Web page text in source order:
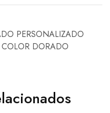
PERSONALIZADO
DORADO